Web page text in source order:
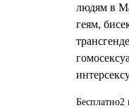
людям в
геям,
Бесплатно2